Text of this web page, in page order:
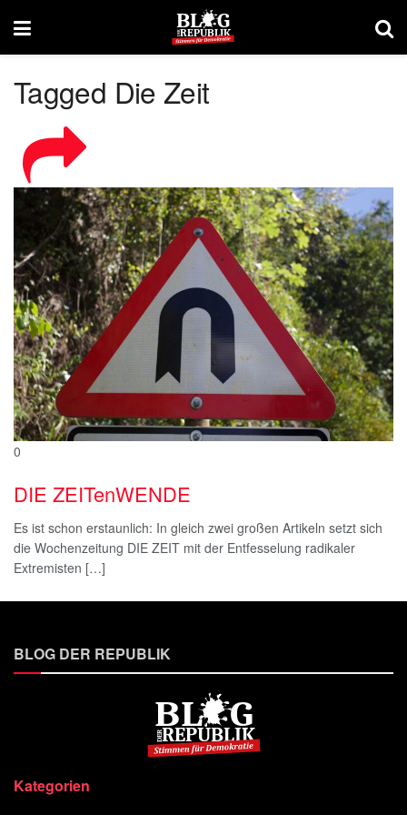
Tagged Die Zeit
0
DIE ZEITenWENDE
Es ist schon erstaunlich: In gleich zwei großen Artikeln setzt sich
die Wochenzeitung DIE ZEIT mit der Entfesselung radikaler
Extremisten […]
BLOG DER REPUBLIK
Kategorien